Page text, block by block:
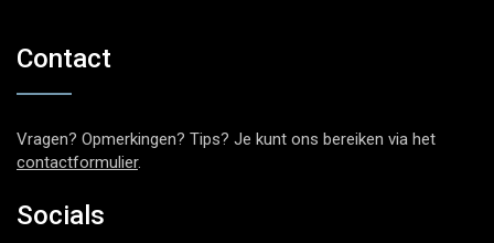
Contact
Vragen? Opmerkingen? Tips? Je kunt ons bereiken via het
contactformulier.
Socials